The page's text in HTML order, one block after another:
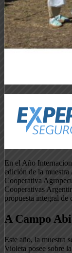
En el Año
edición de la
Cooperativa
Cooperativas
propuesta integral de
A Campo
Este año, la muestra
Violeta posee sobre